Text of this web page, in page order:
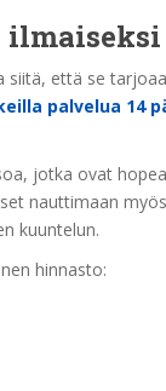
ilmaiseksi
siitä, että se
palvelua 14
jotka ovat
nauttimaan
kuuntelun.
hinnasto: